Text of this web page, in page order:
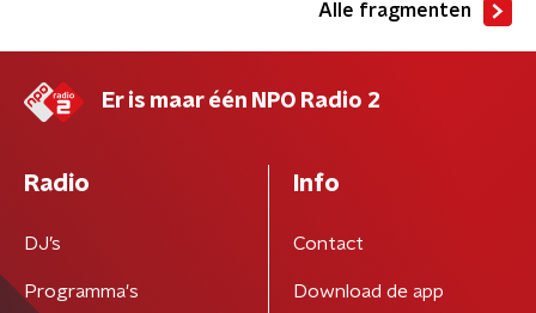
Alle fragmenten
Er is maar één NPO Radio 2
Radio
DJ’s
Programma's
Info
Contact
Download de app